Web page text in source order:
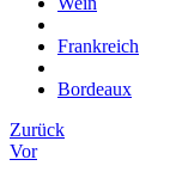
Frankreich
Bordeaux
Zurück
Vor